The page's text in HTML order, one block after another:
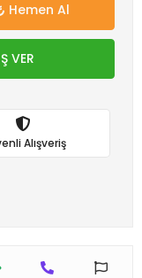
Hemen Al
VER
Alışveriş